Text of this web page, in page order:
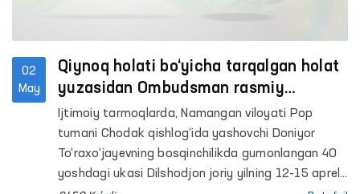
02
May
Qiynoq holati bo‘yicha tarqalgan holat
yuzasidan Ombudsman rasmiy
munosabati
Ijtimoiy tarmoqlarda, Namangan viloyati Pop
tumani Chodak qishlog‘ida yashovchi Doniyor
To‘raxo‘jayevning bosqinchilikda gumonlangan 40
yoshdagi ukasi Dilshodjon joriy yilning 12-15 aprel